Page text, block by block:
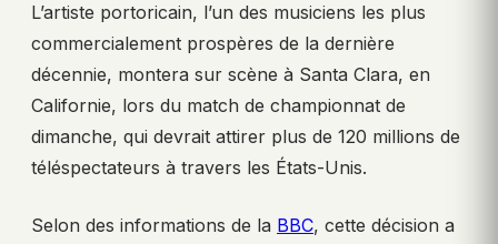
L’artiste portoricain, l’un des musiciens les plus
commercialement prospères de la dernière
décennie, montera sur scène à Santa Clara, en
Californie, lors du match de championnat de
dimanche, qui devrait attirer plus de 120 millions de
téléspectateurs à travers les États-Unis.
Selon des informations de la BBC, cette décision a